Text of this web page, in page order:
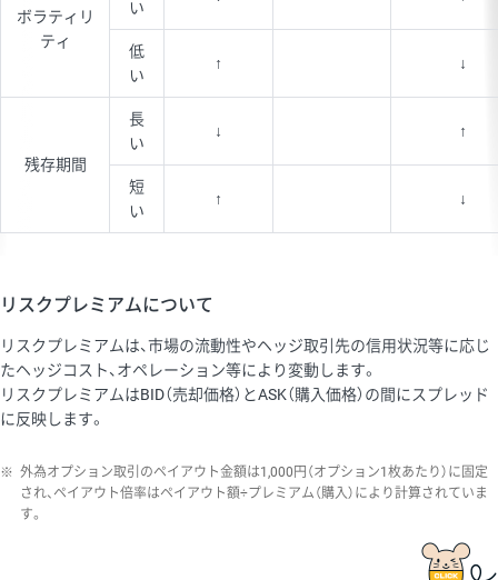
ボラティリ
ティ
い
低
い
↑ ↓
残存期間
長
い
↓ ↑
短
い
↑ ↓
リスクプレミアムについて
リスクプレミアムは、市場の流動性やヘッジ取引先の信用状況等に応じ
たヘッジコスト、オペレーション等により変動します。
リスクプレミアムはBID（売却価格）とASK（購入価格）の間にスプレッド
に反映します。
※ 外為オプション取引のペイアウト金額は1,000円（オプション1枚あたり）に固定
され、ペイアウト倍率はペイアウト額÷プレミアム（購入）により計算されていま
す。